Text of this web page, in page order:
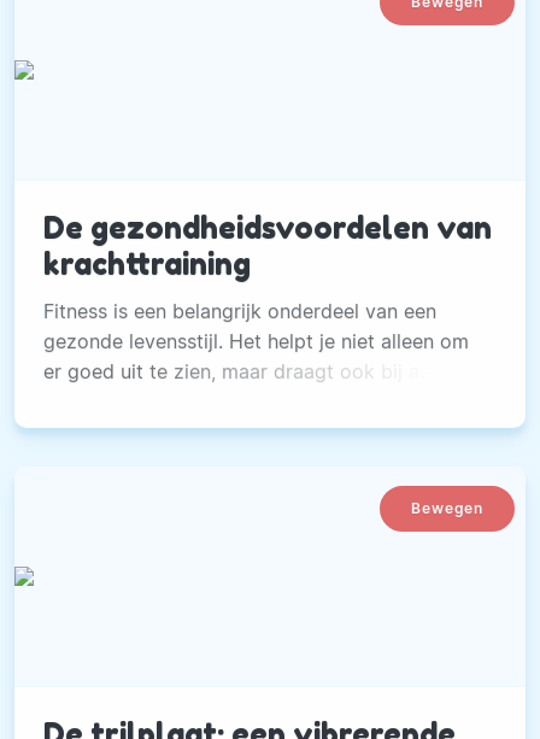
De gezondheidsvoordelen van
krachttraining
Fitness is een belangrijk onderdeel van een
gezonde levensstijl. Het helpt je niet alleen om
er goed uit te zien, maar draagt ook bij aan je
Bewegen